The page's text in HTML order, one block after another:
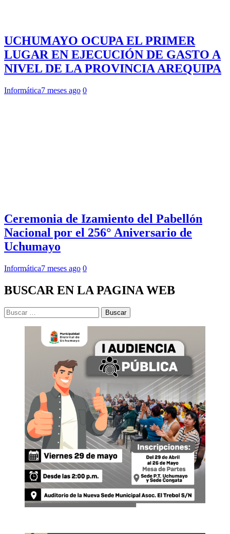
UCHUMAYO OCUPA EL PRIMER
LUGAR EN EJECUCIÓN DE GASTO A
NIVEL DE LA PROVINCIA AREQUIPA
Informática7 meses ago 0
Ceremonia de Izamiento del Pabellón
Nacional por el 256° Aniversario de
Uchumayo
Informática7 meses ago 0
BUSCAR EN LA PAGINA WEB
Buscar: